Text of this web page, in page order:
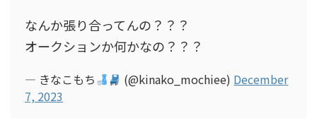
なんか張り合ってんの？？？
オークションか何かなの？？？
— きなこもち (@kinako_mochiee) December
7, 2023